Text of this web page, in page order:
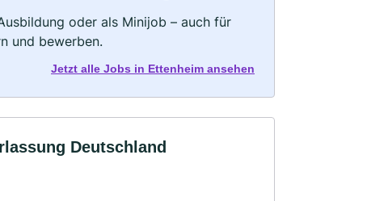
oder als Minijob – auch für
und bewerben.
Jetzt alle Jobs in Ettenheim ansehen
Deutschland